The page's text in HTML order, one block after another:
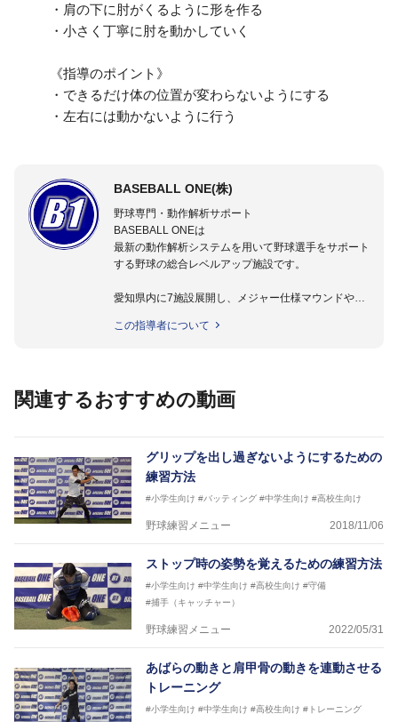
・肩の下に肘がくるように形を作る
・小さく丁寧に肘を動かしていく
《指導のポイント》
・できるだけ体の位置が変わらないようにする
・左右には動かないように行う
BASEBALL ONE(株)
野球専門・動作解析サポート
BASEBALL ONEは
最新の動作解析システムを用いて野球選手をサポート
する野球の総合レベルアップ施設です。
愛知県内に7施設展開し、メジャー仕様マウンドやト
動作解析システムを用いて、小学生からプロ野球選手
この指導者について
関連するおすすめの動画
グリップを出し過ぎないようにするための
練習方法
#小学生向け #バッティング #中学生向け #高校生向け
野球練習メニュー 2018/11/06
ストップ時の姿勢を覚えるための練習方法
#小学生向け #中学生向け #高校生向け #守備
#捕手（キャッチャー）
野球練習メニュー 2022/05/31
あばらの動きと肩甲骨の動きを連動させる
トレーニング
#小学生向け #中学生向け #高校生向け #トレーニング